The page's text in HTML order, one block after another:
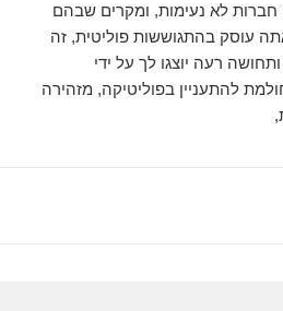
חברות לא נעימות, ומקרים שבהם
עוסק בהתגוששות פוליטית, זה
רעה יוצגו לך על ידי
להתעניין בפוליטיקה, מזהירה